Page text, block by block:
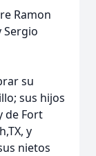
Ramon
Sergio
su
sus hijos
de Fort
y
nietos